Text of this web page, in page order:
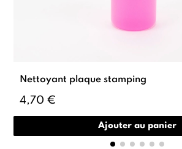
Nettoyant plaque stamping
4,70 €
Ajouter au panier